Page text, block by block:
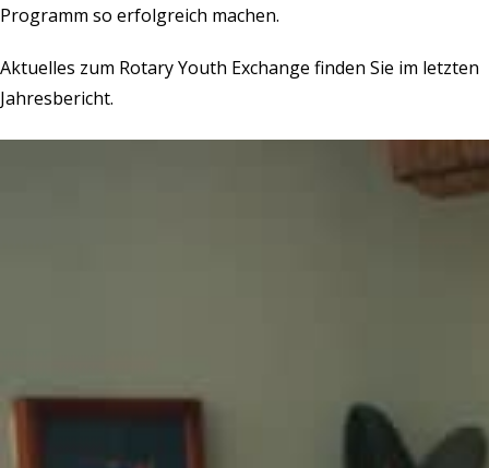
Programm so erfolgreich machen.
Aktuelles zum Rotary Youth Exchange finden Sie im letzten
Jahresbericht.